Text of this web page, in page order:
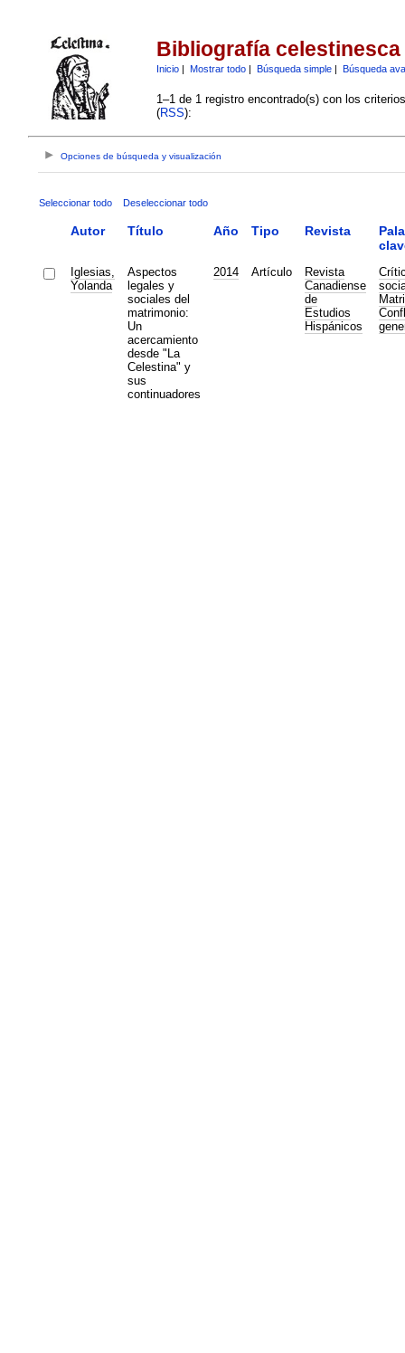
Bibliografía celestinesca
Inicio| Mostrar todo| Búsqueda simple| Búsqueda
1–1 de 1 registro encontrado(s) con los
(RSS):
Opciones de búsqueda y visualización
Seleccionar todo Deseleccionar todo
Autor Título Año Tipo Revista
Iglesias,
Yolanda
Aspectos
legales y
sociales del
matrimonio:
Un
acercamiento
desde "La
Celestina" y
sus
continuadores
2014 Artículo
Revista
Canadiense
de
Estudios
Hispánicos